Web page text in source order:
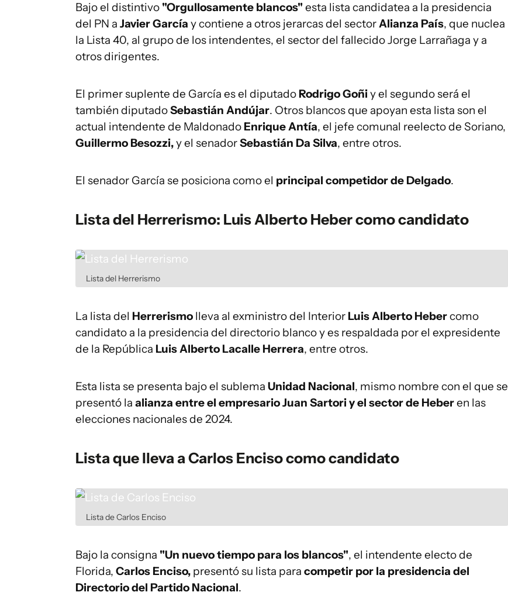
Bajo el distintivo "Orgullosamente blancos"esta lista candidatea a la presidencia
del PN a Javier García y contiene a otros jerarcas del sectorAlianza País, que nuclea
la Lista 40, al grupo de los intendentes, el sector del fallecido Jorge Larrañaga y a
otros dirigentes.
El primer suplente de García es el diputadoRodrigo Goñi y el segundo será el
también diputadoSebastián Andújar. Otros blancos que apoyan esta lista son el
actual intendente de Maldonado Enrique Antía, el jefe comunal reelecto de Soriano,
Guillermo Besozzi,y el senadorSebastián Da Silva, entre otros.
El senador García se posiciona como el principal competidor de Delgado.
Lista del Herrerismo: Luis Alberto Heber como candidato
Lista del Herrerismo
La lista del Herrerismo lleva al exministro del Interior Luis Alberto Hebercomo
candidato a la presidencia del directorio blanco y es respaldada por el expresidente
de la República Luis Alberto Lacalle Herrera, entre otros.
Esta lista se presenta bajo el sublema Unidad Nacional, mismo nombre con el que se
presentó la alianza entre el empresario Juan Sartori y el sector de Heberen las
elecciones nacionales de 2024.
Lista que lleva a Carlos Enciso como candidato
Lista de Carlos Enciso
Bajo la consigna "Un nuevo tiempo para los blancos", el intendente electo de
Florida, Carlos Enciso, presentó su lista para competir por la presidencia del
Directorio del Partido Nacional.